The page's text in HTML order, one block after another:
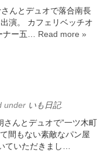
んとデュオで落合南長
演。 カフェリベッチオ
ナー五… Read more »
under いも日記.
んとデュオで”一ツ木町
間もない素敵なパン屋
ていただきまし…